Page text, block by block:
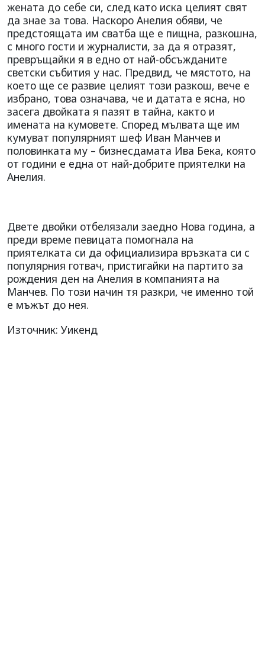
жената до себе си, след като иска целият свят
да знае за това. Наскоро Анелия обяви, че
предстоящата им сватба ще е пищна, разкошна,
с много гости и журналисти, за да я отразят,
превръщайки я в едно от най-обсъжданите
светски събития у нас. Предвид, че мястото, на
което ще се развие целият този разкош, вече е
избрано, това означава, че и датата е ясна, но
засега двойката я пазят в тайна, както и
имената на кумовете. Според мълвата ще им
кумуват популярният шеф Иван Манчев и
половинката му – бизнесдамата Ива Бека, която
от години е една от най-добрите приятелки на
Анелия.
Двете двойки отбелязали заедно Нова година, а
преди време певицата помогнала на
приятелката си да официализира връзката си с
популярния готвач, пристигайки на партито за
рождения ден на Анелия в компанията на
Манчев. По този начин тя разкри, че именно той
е мъжът до нея.
Източник: Уикенд